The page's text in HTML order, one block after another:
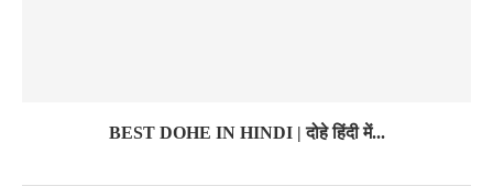
BEST DOHE IN HINDI | दोहे हिंदी में...